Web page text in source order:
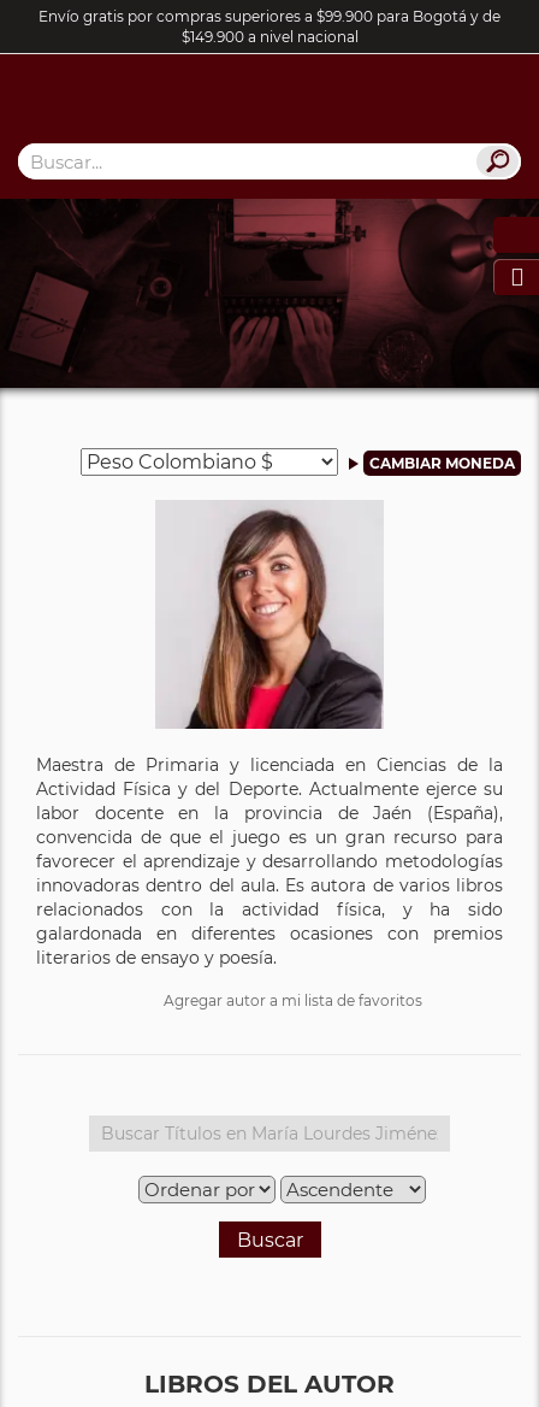
Envío gratis por compras superiores a $99.900 para Bogotá y de
$149.900 a nivel nacional

Maestra de Primaria y licenciada en Ciencias de la
Actividad Física y del Deporte. Actualmente ejerce su
labor docente en la provincia de Jaén (España),
convencida de que el juego es un gran recurso para
favorecer el aprendizaje y desarrollando metodologías
innovadoras dentro del aula. Es autora de varios libros
relacionados con la actividad física, y ha sido
galardonada en diferentes ocasiones con premios
literarios de ensayo y poesía.
Agregar autor a mi lista de favoritos
Buscar
LIBROS DEL AUTOR